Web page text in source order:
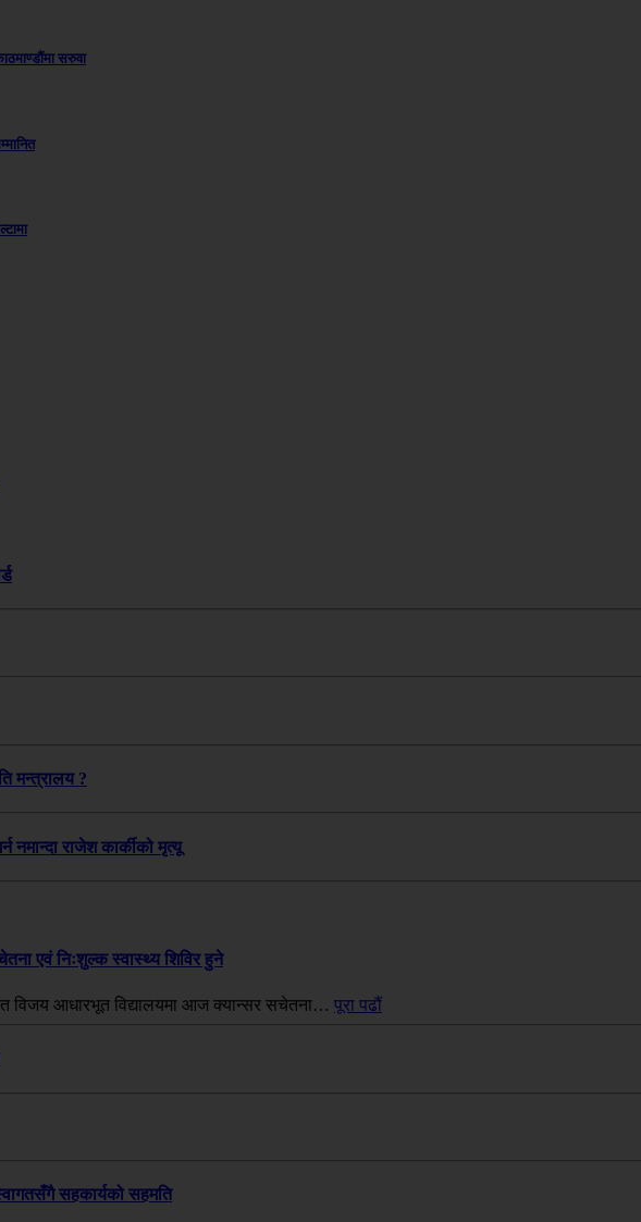
सरुवा
मन्त्रालय ?
नमान्दा राजेश कार्कीको मृत्यू
एवं निःशुल्क स्वास्थ्य शिविर हुने
विजय आधारभूत विद्यालयमा आज क्यान्सर सचेतना… पूरा पढौं
सहकार्यको सहमति